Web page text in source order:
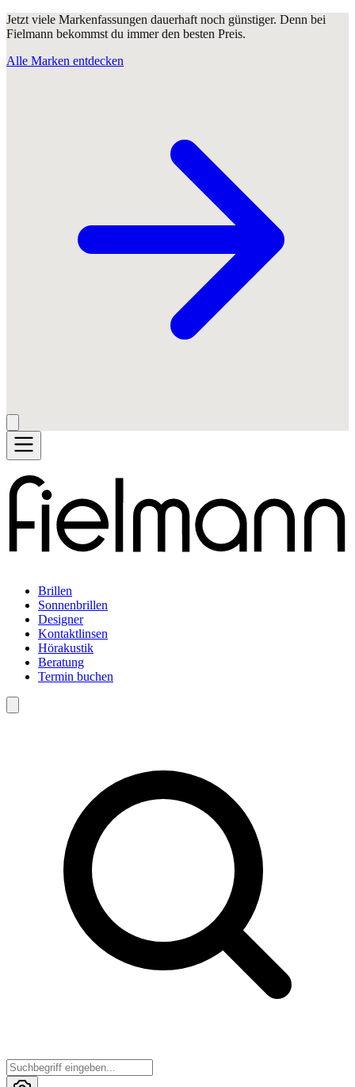
Jetzt viele Markenfassungen dauerhaft noch günstiger. Denn bei
Fielmann bekommst du immer den besten Preis.
Alle Marken entdecken
Brillen
Sonnenbrillen
Designer
Kontaktlinsen
Hörakustik
Beratung
Termin buchen